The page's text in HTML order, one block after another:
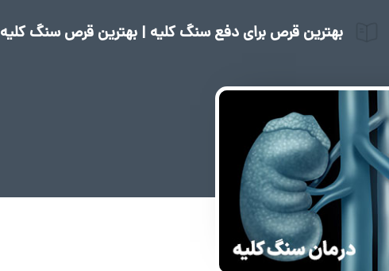
بهترین قرص برای دفع سنگ کلیه | بهترین قرص سنگ کلیه